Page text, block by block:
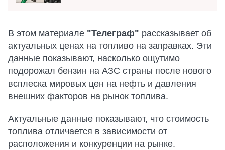
В этом материале "Телеграф" рассказывает об
актуальных ценах на топливо на заправках. Эти
данные показывают, насколько ощутимо
подорожал бензин на АЗС страны после нового
всплеска мировых цен на нефть и давления
внешних факторов на рынок топлива.
Актуальные данные показывают, что стоимость
топлива отличается в зависимости от
расположения и конкуренции на рынке.